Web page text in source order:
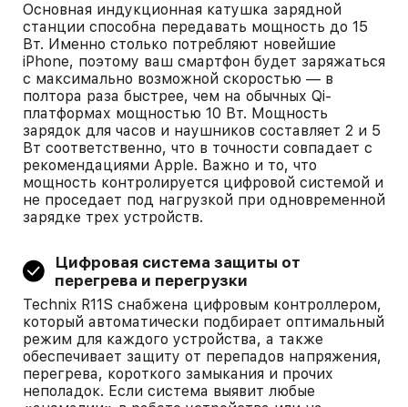
Основная индукционная катушка зарядной
станции способна передавать мощность до 15
Вт. Именно столько потребляют новейшие
iPhone, поэтому ваш смартфон будет заряжаться
с максимально возможной скоростью — в
полтора раза быстрее, чем на обычных Qi-
платформах мощностью 10 Вт. Мощность
зарядок для часов и наушников составляет 2 и 5
Вт соответственно, что в точности совпадает с
рекомендациями Apple. Важно и то, что
мощность контролируется цифровой системой и
не проседает под нагрузкой при одновременной
зарядке трех устройств.
Цифровая система защиты от
перегрева и перегрузки
Technix R11S снабжена цифровым контроллером,
который автоматически подбирает оптимальный
режим для каждого устройства, а также
обеспечивает защиту от перепадов напряжения,
перегрева, короткого замыкания и прочих
неполадок. Если система выявит любые